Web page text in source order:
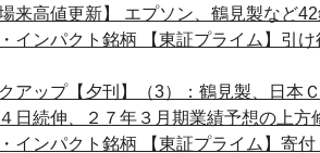
来高値更新】 エプソン、鶴見製など
インパクト銘柄 【東証プライム】
アップ【夕刊】（3）：鶴見製、日本
日続伸、２７年３月期業績予想の上方
インパクト銘柄 【東証プライム】寄